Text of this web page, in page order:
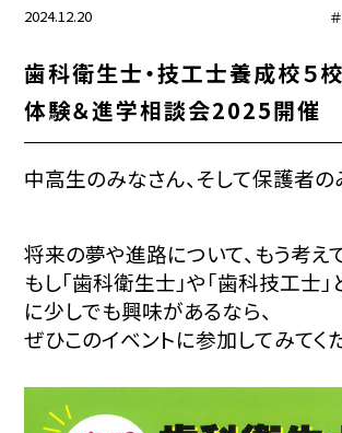
2024.12.20
歯科衛生士・技工士養成校５
体験＆進学相談会2025開催
中高生のみなさん、そして保護者
将来の夢や進路について、もう考え
もし「歯科衛生士」や「歯科技工士
に少しでも興味があるなら、
ぜひこのイベントに参加してみてく